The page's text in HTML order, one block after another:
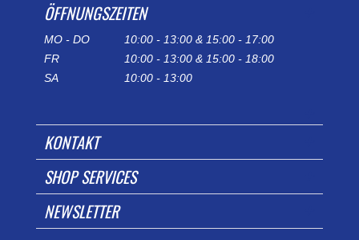
ÖFFNUNGSZEITEN
MO - DO
10:00 - 13:00 & 15:00 - 17:00
FR
10:00 - 13:00 & 15:00 - 18:00
SA
10:00 - 13:00
KONTAKT
SHOP SERVICES
NEWSLETTER